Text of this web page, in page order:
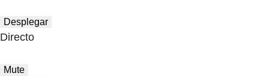
Desplegar
Directo
Mute